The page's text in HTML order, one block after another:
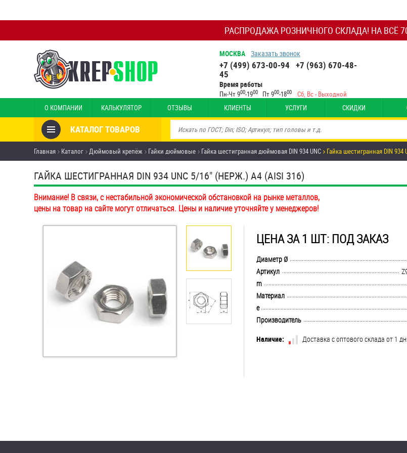
РАСПРОДАЖА РОЗНИЧНОГО СКЛАДА! НА ВСЁ
МОСКВА Заказать звонок
+7 (499) 673-00-94 +7 (963) 670-48-
45
Время работы
Пн-Чт 900-1900 Пт 900-1800 Сб, Вс - Выходной
О КОМПАНИИ КАЛЬКУЛЯТОР ОТЗЫВЫ КЛИЕНТЫ УСЛУГИ СКИДКИ
КАТАЛОГ ТОВАРОВ
Товары со скидкой
Анкеры
Антивандальный крепёж,
инструмент
Болты и винты
Дюбели
Дюймовый крепёж
Оснастка и аксессуары для
Главная Каталог Дюймовый крепёж Гайки дюймовые Гайка шестигранная дюймовая DIN 934 UNC Гайка шестигранная DIN 934
ГАЙКА ШЕСТИГРАННАЯ DIN 934 UNC 5/16" (НЕРЖ.) A4 (AISI 316)
Внимание! В связи, с нестабильной экономической обстановкой на рынке металлов,
цены на товар на сайте могут отличаться. Цены и наличие уточняйте у менеджеров!
ЦЕНА ЗА 1 ШТ: ПОД ЗАКАЗ
Диаметр Ø
Артикул
m
Материал
e
Производитель
Наличие:
Доставка с оптового склада от 1